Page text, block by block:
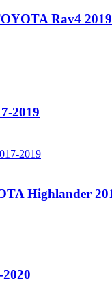
Rav4
2019
Highlander